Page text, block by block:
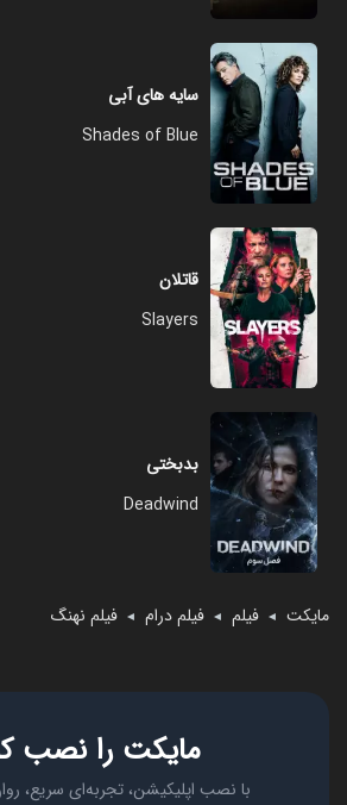
مایکت ◄ فیلم ◄ فیلم درام ◄ فیلم نهنگ
سایه های آبی
Shades of Blue
قاتلان
Slayers
بدبختی
Deadwind
مایکت را نصب
با نصب اپلیکیشن، تجربه‌ای سریع،